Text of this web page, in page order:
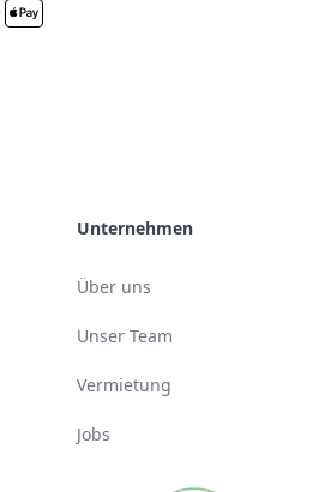
Unternehmen
Über uns
Unser Team
Vermietung
Jobs